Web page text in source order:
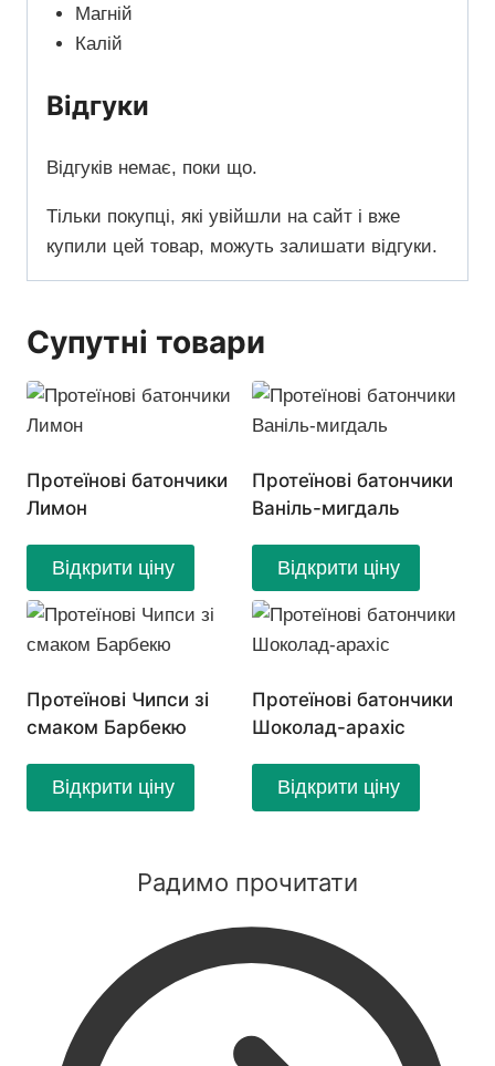
Магній
Калій
Відгуки
Відгуків немає, поки що.
Тільки покупці, які увійшли на сайт і вже
купили цей товар, можуть залишати відгуки.
Супутні товари
Протеїнові батончики
Лимон
Відкрити ціну
Протеїнові батончики
Ваніль-мигдаль
Відкрити ціну
Протеїнові Чипси зі
смаком Барбекю
Відкрити ціну
Протеїнові батончики
Шоколад-арахіс
Відкрити ціну
Радимо прочитати